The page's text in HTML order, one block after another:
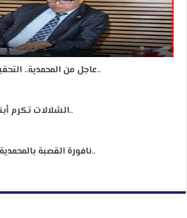
عاجل من المحمدية.. التحقيق مع رئيس المجل..
الشلالات تكرم أبناءها المتفوقين… ر..
نافورة القصبة بالمحمدية.. معلمة للعجز وس..